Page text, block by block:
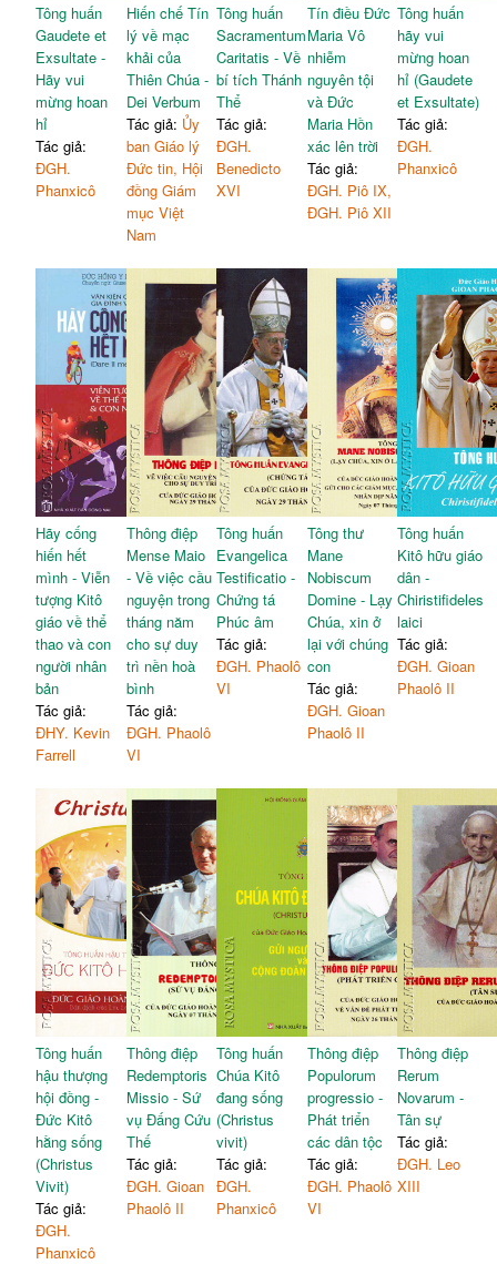
Tông huấn
Gaudete et
Exsultate -
Hãy vui
mừng hoan
hỉ
Tác giả:
ĐGH.
Phanxicô
Hiến chế Tín
lý về mạc
khải của
Thiên Chúa -
Dei Verbum
Tác giả: Ủy
ban Giáo lý
Đức tin, Hội
đồng Giám
mục Việt
Nam
Tông huấn
Sacramentum
Caritatis - Về
bí tích Thánh
Thể
Tác giả:
ĐGH.
Benedicto
XVI
Tín điều Đức
Maria Vô
nhiễm
nguyên tội
và Đức
Maria Hồn
xác lên trời
Tác giả:
ĐGH. Piô IX,
ĐGH. Piô XII
Tông huấn
hãy vui
mừng hoan
hỉ (Gaudete
et Exsultate)
Tác giả:
ĐGH.
Phanxicô
Hãy cống
hiến hết
mình - Viễn
tượng Kitô
giáo về thể
thao và con
người nhân
bản
Tác giả:
ĐHY. Kevin
Farrell
Thông điệp
Mense Maio
- Về việc cầu
nguyện trong
tháng năm
cho sự duy
trì nền hoà
bình
Tác giả:
ĐGH. Phaolô
VI
Tông huấn
Evangelica
Testificatio -
Chứng tá
Phúc âm
Tác giả:
ĐGH. Phaolô
VI
Tông thư
Mane
Nobiscum
Domine - Lạy
Chúa, xin ở
lại với chúng
con
Tác giả:
ĐGH. Gioan
Phaolô II
Tông huấn
Kitô hữu giáo
dân -
Chiristifideles
laici
Tác giả:
ĐGH. Gioan
Phaolô II
Tông huấn
hậu thượng
hội đồng -
Đức Kitô
hằng sống
(Christus
Vivit)
Tác giả:
ĐGH.
Phanxicô
Thông điệp
Redemptoris
Missio - Sứ
vụ Đấng Cứu
Thế
Tác giả:
ĐGH. Gioan
Phaolô II
Tông huấn
Chúa Kitô
đang sống
(Christus
vivit)
Tác giả:
ĐGH.
Phanxicô
Thông điệp
Populorum
progressio -
Phát triển
các dân tộc
Tác giả:
ĐGH. Phaolô
VI
Thông điệp
Rerum
Novarum -
Tân sự
Tác giả:
ĐGH. Leo
XIII